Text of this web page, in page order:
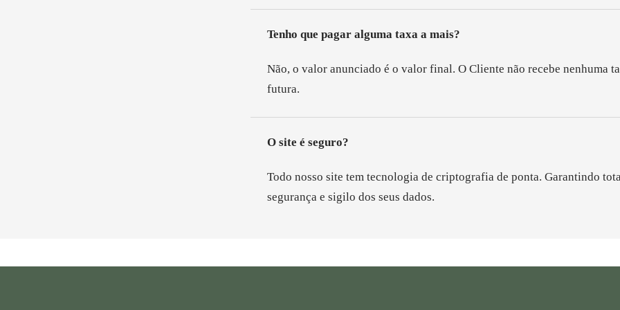
Tenho que pagar alguma taxa a mais?
Não, o valor anunciado é o valor final. O Cliente não recebe nenhuma
futura.
O site é seguro?
Todo nosso site tem tecnologia de criptografia de ponta. Garantindo
segurança e sigilo dos seus dados.